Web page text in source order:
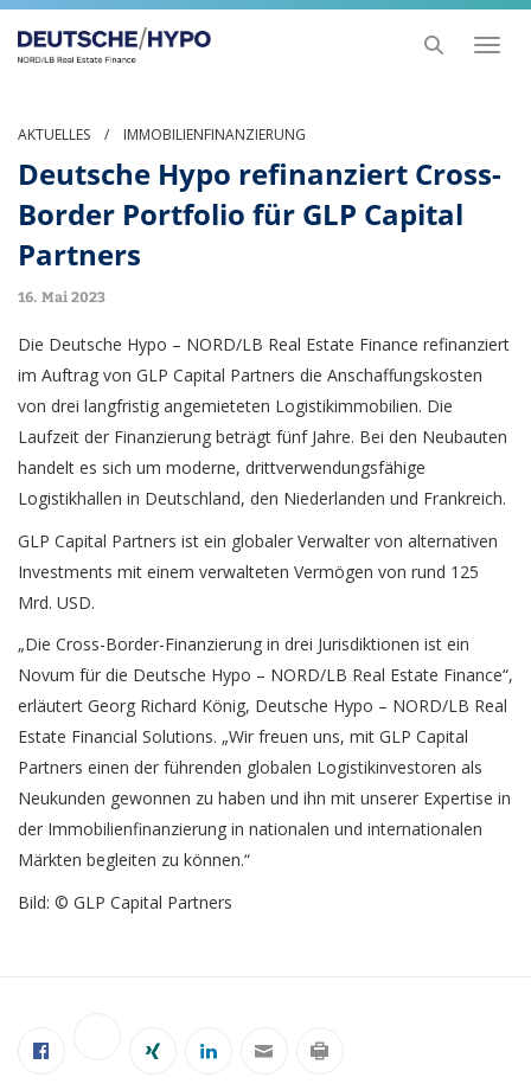
Toggle
AKTUELLES / IMMOBILIENFINANZIERUNG
Deutsche Hypo refinanziert Cross-
Border Portfolio für GLP Capital
Partners
16. Mai 2023
Die Deutsche Hypo – NORD/LB Real Estate Finance refinanziert
im Auftrag von GLP Capital Partners die Anschaffungskosten
von drei langfristig angemieteten Logistikimmobilien. Die
Laufzeit der Finanzierung beträgt fünf Jahre. Bei den Neubauten
handelt es sich um moderne, drittverwendungsfähige
Logistikhallen in Deutschland, den Niederlanden und Frankreich.
GLP Capital Partners ist ein globaler Verwalter von alternativen
Investments mit einem verwalteten Vermögen von rund 125
Mrd. USD.
„Die Cross-Border-Finanzierung in drei Jurisdiktionen ist ein
Novum für die Deutsche Hypo – NORD/LB Real Estate Finance“,
erläutert Georg Richard König, Deutsche Hypo – NORD/LB Real
Estate Financial Solutions. „Wir freuen uns, mit GLP Capital
Partners einen der führenden globalen Logistikinvestoren als
Neukunden gewonnen zu haben und ihn mit unserer Expertise in
der Immobilienfinanzierung in nationalen und internationalen
Märkten begleiten zu können.“
Bild: © GLP Capital Partners